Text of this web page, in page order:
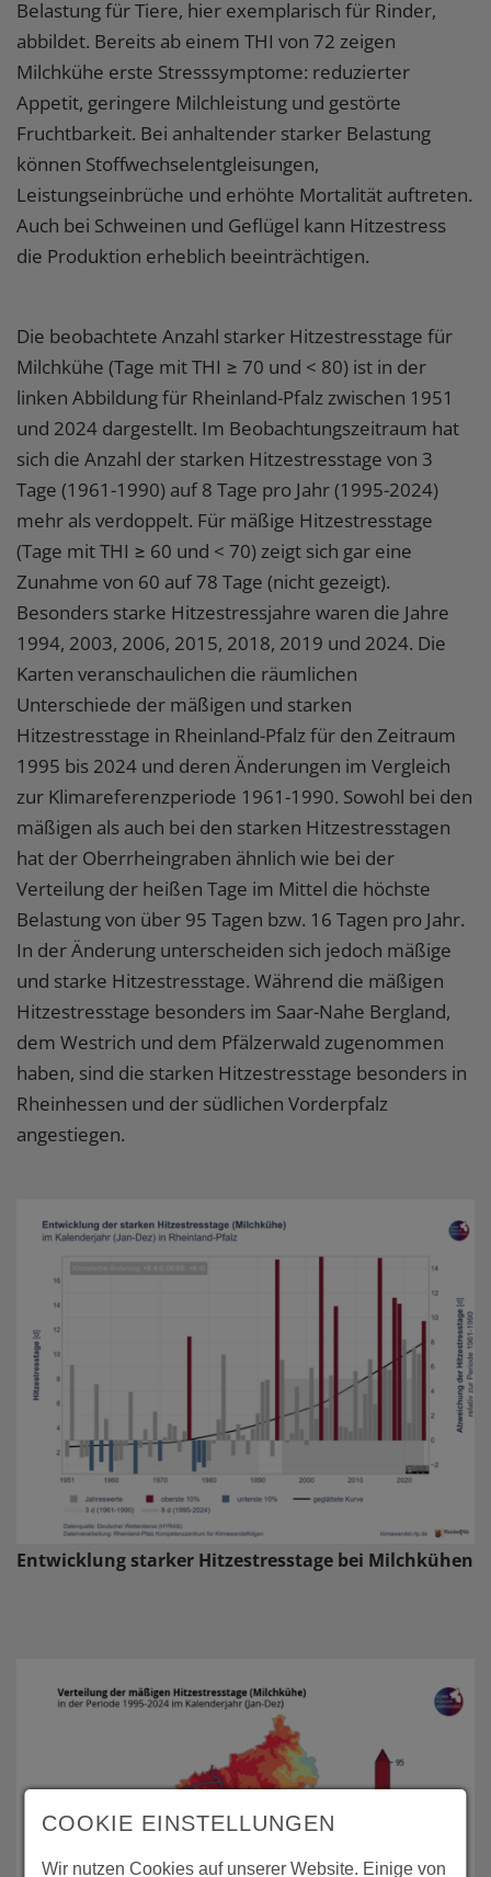
Belastung für Tiere, hier exemplarisch für Rinder,
abbildet. Bereits ab einem THI von 72 zeigen
Milchkühe erste Stresssymptome: reduzierter
Appetit, geringere Milchleistung und gestörte
Fruchtbarkeit. Bei anhaltender starker Belastung
können Stoffwechselentgleisungen,
Leistungseinbrüche und erhöhte Mortalität auftreten.
Auch bei Schweinen und Geflügel kann Hitzestress
die Produktion erheblich beeinträchtigen.
Die beobachtete Anzahl starker Hitzestresstage für
Milchkühe (Tage mit THI ≥ 70 und < 80) ist in der
linken Abbildung für Rheinland-Pfalz zwischen 1951
und 2024 dargestellt. Im Beobachtungszeitraum hat
sich die Anzahl der starken Hitzestresstage von 3
Tage (1961-1990) auf 8 Tage pro Jahr (1995-2024)
mehr als verdoppelt. Für mäßige Hitzestresstage
(Tage mit THI ≥ 60 und < 70) zeigt sich gar eine
Zunahme von 60 auf 78 Tage (nicht gezeigt).
Besonders starke Hitzestressjahre waren die Jahre
1994, 2003, 2006, 2015, 2018, 2019 und 2024. Die
Karten veranschaulichen die räumlichen
Unterschiede der mäßigen und starken
Hitzestresstage in Rheinland-Pfalz für den Zeitraum
1995 bis 2024 und deren Änderungen im Vergleich
zur Klimareferenzperiode 1961-1990. Sowohl bei den
mäßigen als auch bei den starken Hitzestresstagen
hat der Oberrheingraben ähnlich wie bei der
Verteilung der heißen Tage im Mittel die höchste
Belastung von über 95 Tagen bzw. 16 Tagen pro Jahr.
In der Änderung unterscheiden sich jedoch mäßige
und starke Hitzestresstage. Während die mäßigen
Hitzestresstage besonders im Saar-Nahe Bergland,
dem Westrich und dem Pfälzerwald zugenommen
haben, sind die starken Hitzestresstage besonders in
Rheinhessen und der südlichen Vorderpfalz
angestiegen.
Entwicklung starker Hitzestresstage bei Milchkühen
COOKIE EINSTELLUNGEN
Wir nutzen Cookies auf unserer Website. Einige von